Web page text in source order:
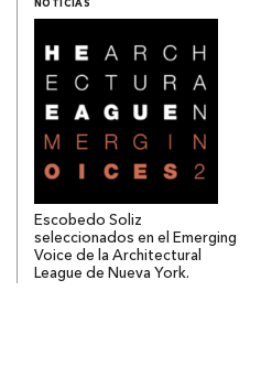
NOTICIAS
Escobedo Soliz
seleccionados en el Emerging
Voice de la Architectural
League de Nueva York.